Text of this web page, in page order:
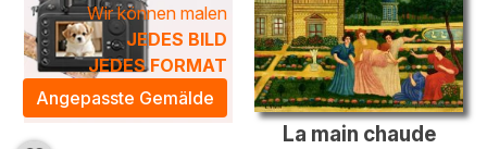
Wir können malen
JEDES BILD
JEDES FORMAT
Angepasste Gemälde
La main chaude